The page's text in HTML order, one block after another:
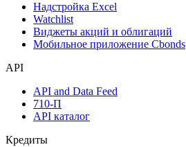
Надстройка Excel
Watchlist
Виджеты акций и облигаций
Мобильное приложение Cbonds
API
API and Data Feed
710-П
API каталог
Кредиты